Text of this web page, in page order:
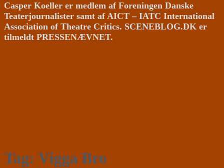
Casper Koeller er medlem af Foreningen Danske
Teaterjournalister samt af AICT – IATC International
Association of Theatre Critics. SCENEBLOG.DK er
tilmeldt PRESSENÆVNET.
Tag: Vigga Bro